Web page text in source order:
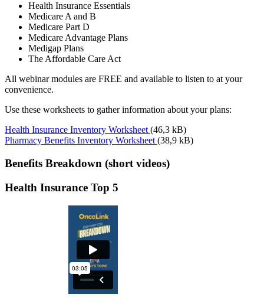
Health Insurance Essentials
Medicare A and B
Medicare Part D
Medicare Advantage Plans
Medigap Plans
The Affordable Care Act
All webinar modules are FREE and available to listen to at your
convenience.
Use these worksheets to gather information about your plans:
Health Insurance Inventory Worksheet (46,3 kB)
Pharmacy Benefits Inventory Worksheet (38,9 kB)
Benefits Breakdown (short videos)
Health Insurance Top 5